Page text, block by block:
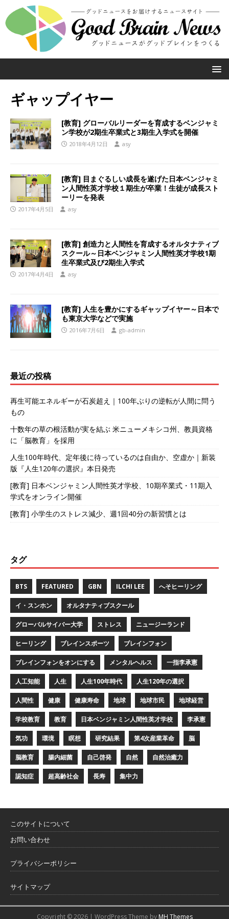
ギャップイヤー
[教育] グローバルリーダーを育成するベンジャミ
ン学校が2期生卒業式と3期生入学式を開催
2018年4月12日 asy
[教育] 目まぐるしい成長を遂げた日本ベンジャミ
ン人間性英才学校１期生が卒業！生徒が成長スト
ーリーを発表
2017年4月5日 asy
[教育] 創造力と人間性を育成するオルタナティブ
スクール～日本ベンジャミン人間性英才学校1期
生卒業式及び2期生入学式
2017年4月4日 asy
[教育] 人生を豊かにするギャップイヤー～日本で
も東京大学などで実施
2016年7月6日 gb-admin
最近の投稿
再生可能エネルギーが石炭超え｜100年ぶりの逆転が人間に問う
もの
十数年の草の根活動が実を結ぶ 米ニューメキシコ州、教員資格
に「脳教育」を採用
人生100年時代、定年後に待っているのは自由か、空虚か｜新装
版『人生120年の選択』本日発売
[教育] 日本ベンジャミン人間性英才学校、10期卒業式・11期入
学式をオンライン開催
[教育] 小学生のストレス減少、週1回40分の新習慣とは
タグ
BTS FEATURED GBN ILCHI LEE へそヒーリング
イ・スンホン オルタナティブスクール
グローバルサイバー大学 ストレス ニュージーランド
ヒーリング ブレインスポーツ ブレインフォン
ブレインフォンをオンにする メンタルヘルス 一指李承憲
人工知能 人生 人生100年時代 人生120年の選択
人間性 健康 健康寿命 地球 地球市民 地球経営
学校教育 教育 日本ベンジャミン人間性英才学校 李承憲
気功 環境 瞑想 研究結果 第4次産業革命 脳
脳教育 腸内細菌 自己啓発 自然 自然治癒力
認知症 超高齢社会 長寿 集中力
このサイトについて
お問い合わせ
プライバシーポリシー
サイトマップ
Copyright © 2026 | WordPress Theme by MH Themes